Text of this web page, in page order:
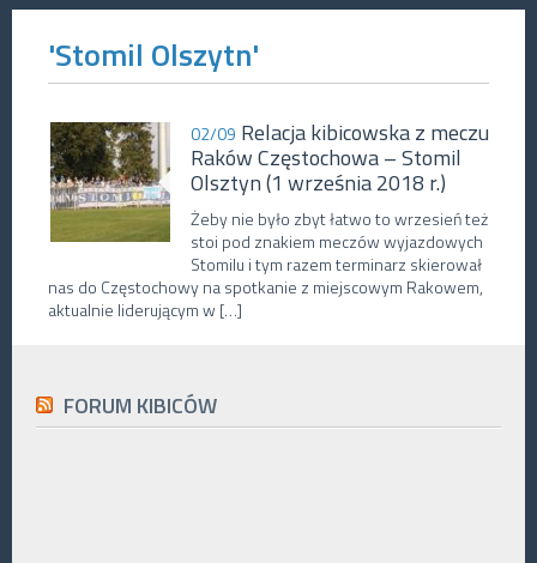
'Stomil Olszytn'
02/09 Relacja kibicowska z meczu
Raków Częstochowa – Stomil
Olsztyn (1 września 2018 r.)
Żeby nie było zbyt łatwo to wrzesień też
stoi pod znakiem meczów wyjazdowych
Stomilu i tym razem terminarz skierował
nas do Częstochowy na spotkanie z miejscowym Rakowem,
aktualnie liderującym w […]
FORUM KIBICÓW